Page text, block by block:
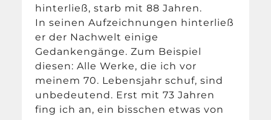
hinterließ, starb mit 88 Jahren.
In seinen Aufzeichnungen hinterließ
er der Nachwelt einige
Gedankengänge. Zum Beispiel
diesen: Alle Werke, die ich vor
meinem 70. Lebensjahr schuf, sind
unbedeutend. Erst mit 73 Jahren
fing ich an, ein bisschen etwas von